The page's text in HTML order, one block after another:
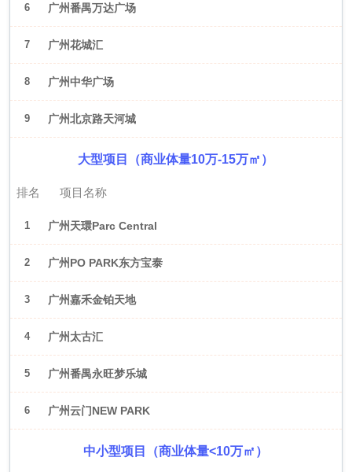
6 广州番禺万达广场
7 广州花城汇
8 广州中华广场
9 广州北京路天河城
大型项目（商业体量10万-15万㎡）
排名 项目名称
1 广州天環Parc Central
2 广州PO PARK东方宝泰
3 广州嘉禾金铂天地
4 广州太古汇
5 广州番禺永旺梦乐城
6 广州云门NEW PARK
中小型项目（商业体量<10万㎡）